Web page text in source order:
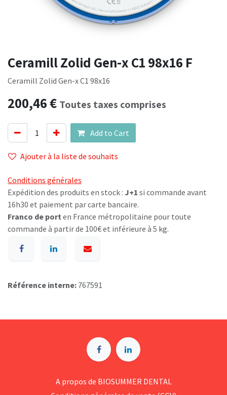
Ceramill Zolid Gen-x C1 98x16 F
Ceramill Zolid Gen-x C1 98x16
200,46€ Toutes taxes comprises
Add to Cart
Ajouter à la liste de souhaits
Conditions générales
Expédition des produits en stock : J+1 si commande avant
16h30 et paiement par carte bancaire.
Franco de port en France métropolitaine pour toute
commande à partir de 100€ et inférieure à 5 kg.
Référence interne: 767591
A p​ropos de BIOSUMMER DENTAL